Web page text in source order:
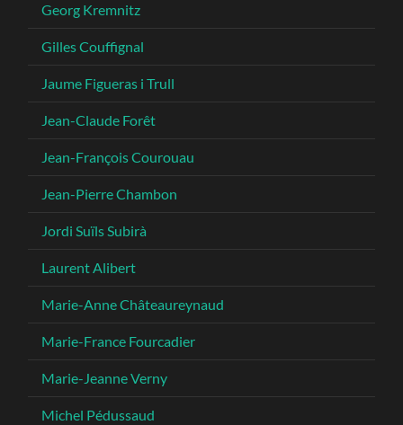
Georg Kremnitz
Gilles Couffignal
Jaume Figueras i Trull
Jean-Claude Forêt
Jean-François Courouau
Jean-Pierre Chambon
Jordi Suïls Subirà
Laurent Alibert
Marie-Anne Châteaureynaud
Marie-France Fourcadier
Marie-Jeanne Verny
Michel Pédussaud